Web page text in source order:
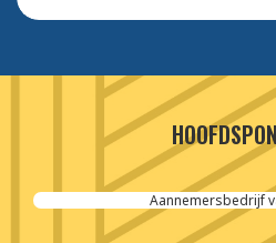
Aannemersbedrijf